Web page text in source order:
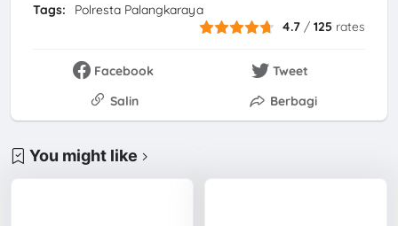
Tags:
Polresta Palangkaraya
4.7 /125 rates
Facebook
Tweet
Salin
Berbagi
You might like